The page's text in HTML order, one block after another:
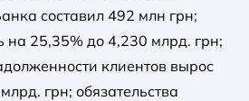
составил 492 млн грн;
на 25,35% до 4,230 млрд. грн;
клиентов вырос
грн; обязательства